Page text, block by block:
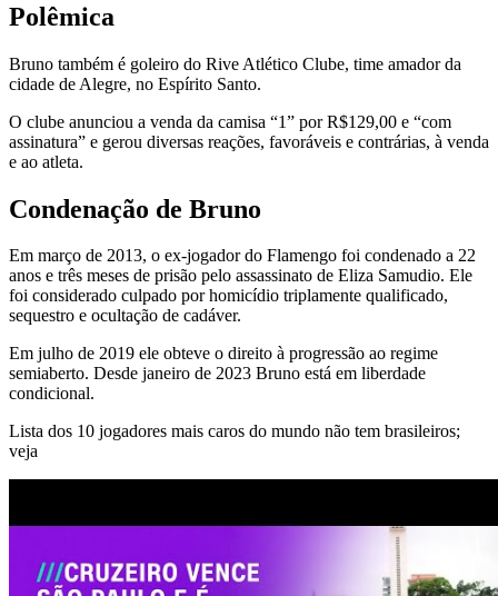
Polêmica
Bruno também é goleiro do Rive Atlético Clube, time amador da
cidade de Alegre, no Espírito Santo.
O clube anunciou a venda da camisa “1” por R$129,00 e “com
assinatura” e gerou diversas reações, favoráveis e contrárias, à venda
e ao atleta.
Condenação de Bruno
Em março de 2013, o ex-jogador do Flamengo foi condenado a 22
anos e três meses de prisão pelo assassinato de Eliza Samudio. Ele
foi considerado culpado por homicídio triplamente qualificado,
sequestro e ocultação de cadáver.
Em julho de 2019 ele obteve o direito à progressão ao regime
semiaberto. Desde janeiro de 2023 Bruno está em liberdade
condicional.
Lista dos 10 jogadores mais caros do mundo não tem brasileiros;
veja